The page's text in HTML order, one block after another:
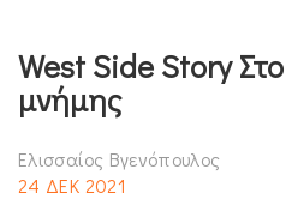
West Side Story
μνήμης
Ελισσαίος Βγενόπουλος
24 ΔΕΚ 2021